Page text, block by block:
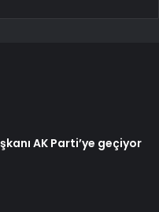
AK Parti’ye geçiyor